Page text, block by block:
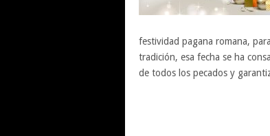
festividad pagana romana,
tradición, esa fecha se ha
de todos los pecados y